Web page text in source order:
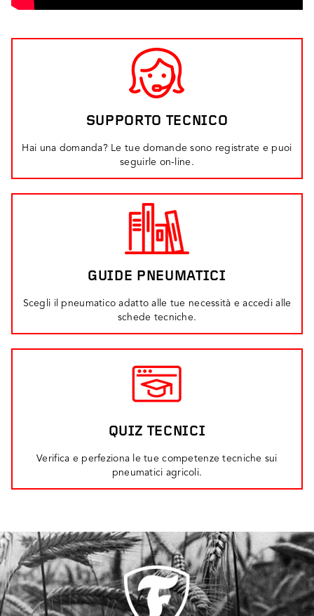
SUPPORTO TECNICO
Hai una domanda? Le tue domande sono registrate e puoi
seguirle on-line.
GUIDE PNEUMATICI
Scegli il pneumatico adatto alle tue necessità e accedi alle
schede tecniche.
QUIZ TECNICI
Verifica e perfeziona le tue competenze tecniche sui
pneumatici agricoli.